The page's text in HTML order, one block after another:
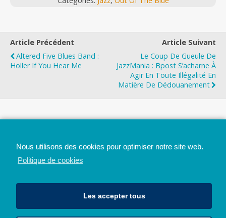
Article Précédent
Altered Five Blues Band :
Holler If You Hear Me
Article Suivant
Le Coup De Gueule De
JazzMania : Bpost S’acharne À
Agir En Toute Illégalité En
Matière De Dédouanement
Nous utilisons des cookies pour optimiser notre site web.
Politique de cookies
Les accepter tous